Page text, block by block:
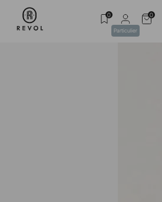
Particulier
0 0